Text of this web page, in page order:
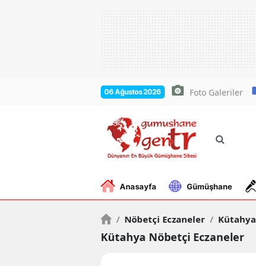
06 Ağustos 2026 Foto Galeriler
Anasayfa Gümüşhane
/ Nöbetçi Eczaneler / Kütahya
Kütahya Nöbetçi Eczaneler